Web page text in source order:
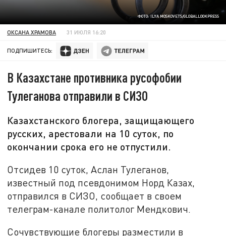
ФОТО: ILYA MOSKOVETS/GLOBALLOOKPRESS
ОКСАНА ХРАМОВА 31 ИЮЛЯ 16:20
ПОДПИШИТЕСЬ:
В Казахстане противника русофобии
Тулеганова отправили в СИЗО
Казахстанского блогера, защищающего
русских, арестовали на 10 суток, по
окончании срока его не отпустили.
Отсидев 10 суток, Аслан Тулеганов,
известный под псевдонимом Норд Казах,
отправился в СИЗО, сообщает в своем
телеграм-канале политолог Мендкович.
Сочувствующие блогеры разместили в